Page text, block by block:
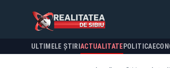
ULTIMELE ȘTIRI ACTUALITATE POLITICA